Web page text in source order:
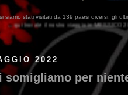
siamo stati visitati da 139 paesi diversi, gli
2023...clikka qui !!!
2022
somigliamo per